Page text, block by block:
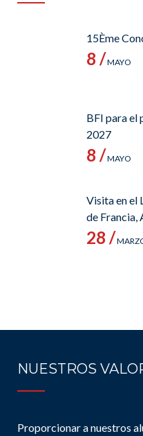
15Ème
8 /MAYO
BFI para el
2027
8 /MAYO
Visita en el
de Francia,
28 /
NUESTROS
Proporcionar a nuestros